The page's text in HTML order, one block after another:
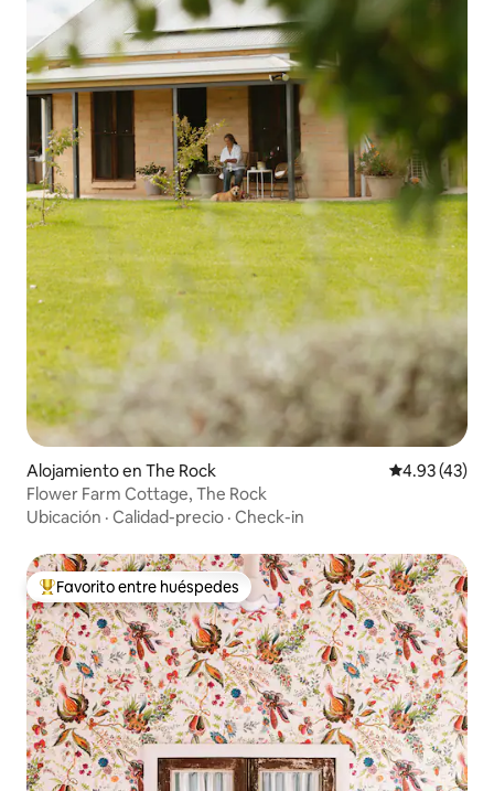
Alojamiento en The Rock Calificación
4.93 (43)
Flower Farm Cottage, The Rock
Ubicación · Calidad-precio · Check-in
Favorito entre huéspedes preferido
Favorito entre huéspedes